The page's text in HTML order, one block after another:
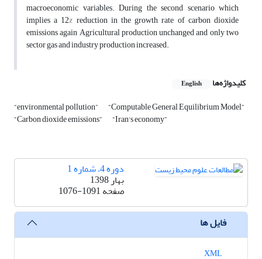
macroeconomic variables. During the second scenario which
implies a 12% reduction in the growth rate of carbon dioxide
emissions again Agricultural production unchanged and only two
sector gas and industry production increased.
کلیدواژه‌ها English
“environmental pollution” “Computable General Equilibrium Model”
“Carbon dioxide emissions” “Iran's economy”
دوره 4، شماره 1
بهار 1398
صفحه1076-1091
فایل ها